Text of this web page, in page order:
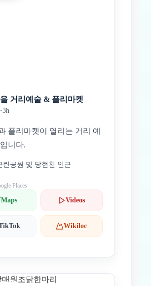
거리예술 & 플리마켓
•3h
플리마켓이 열리는 거리 예
니다.
린공원 및 당현천 인근
Places
Maps Videos
Wikiloc